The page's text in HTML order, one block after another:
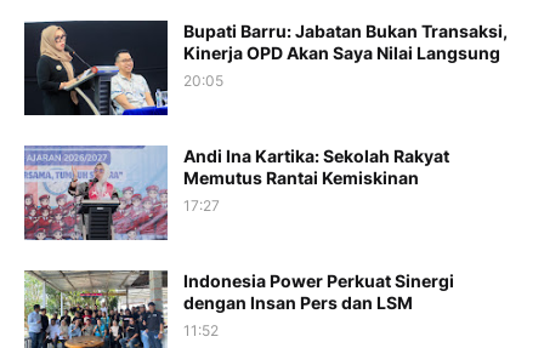
Bupati Barru: Jabatan Bukan Transaksi,
Kinerja OPD Akan Saya Nilai Langsung
20:05
Andi Ina Kartika: Sekolah Rakyat
Memutus Rantai Kemiskinan
17:27
Indonesia Power Perkuat Sinergi
dengan Insan Pers dan LSM
11:52